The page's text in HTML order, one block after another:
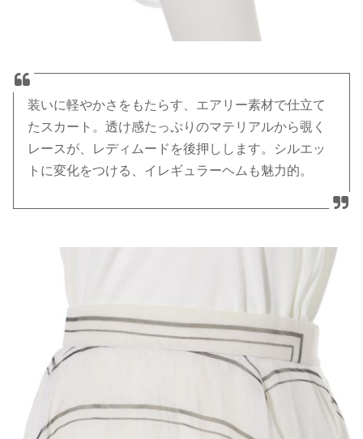
装いに軽やかさをもたらす、エアリー素材で仕立て
たスカート。透け感たっぷりのマテリアルから覗く
レースが、レディムードを後押しします。シルエッ
トに変化をつける、イレギュラーヘムも魅力的。